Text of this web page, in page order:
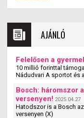
túrázás
AJÁNLÓ
Felelősen a
10 millió forinttal
Nádudvari A sportot és
Bosch: háromszor
versenyen! 2025.04.27
Hatodszor is a Bosch
versenyen (X)